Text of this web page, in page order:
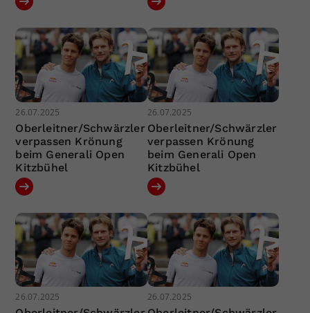
26.07.2025
Oberleitner/Schwärzler
verpassen Krönung
beim Generali Open
Kitzbühel
26.07.2025
Oberleitner/Schwärzler
verpassen Krönung
beim Generali Open
Kitzbühel
26.07.2025 26.07.2025